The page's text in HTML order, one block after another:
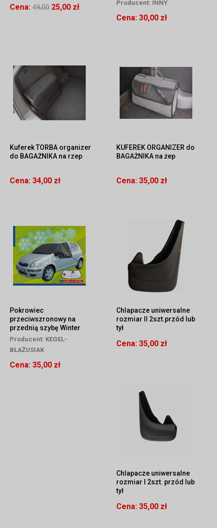
Cena: 49,00 25,00 zł Producent: INNY
Cena: 30,00 zł
Kuferek TORBA organizer
do BAGAŻNIKA na rzep
Cena: 34,00 zł
KUFEREK ORGANIZER do
BAGAŻNIKA na żep
Cena: 35,00 zł
Pokrowiec
przeciwszronowy na
przednią szybę Winter
Plus 85/115-134
Producent: KEGEL-
BŁAŻUSIAK
Cena: 35,00 zł
Chlapacze uniwersalne
rozmiar II 2szt.przód lub
tył
Cena: 35,00 zł
Chlapacze uniwersalne
rozmiar I 2szt. przód lub
tył
Cena: 35,00 zł